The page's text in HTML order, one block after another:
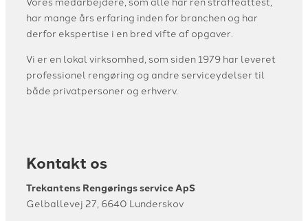
har mange års erfaring inden for branchen og har
derfor ekspertise i en bred vifte af opgaver.
Vi er en lokal virksomhed, som siden 1979 har leveret
professionel rengøring og andre serviceydelser til
både privatpersoner og erhverv.
Kontakt os
Trekantens Rengørings service ApS
Gelballevej 27, 6640 Lunderskov